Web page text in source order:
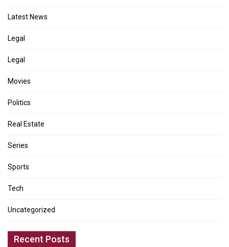
Latest News
Legal
Legal
Movies
Politics
Real Estate
Series
Sports
Tech
Uncategorized
Recent Posts